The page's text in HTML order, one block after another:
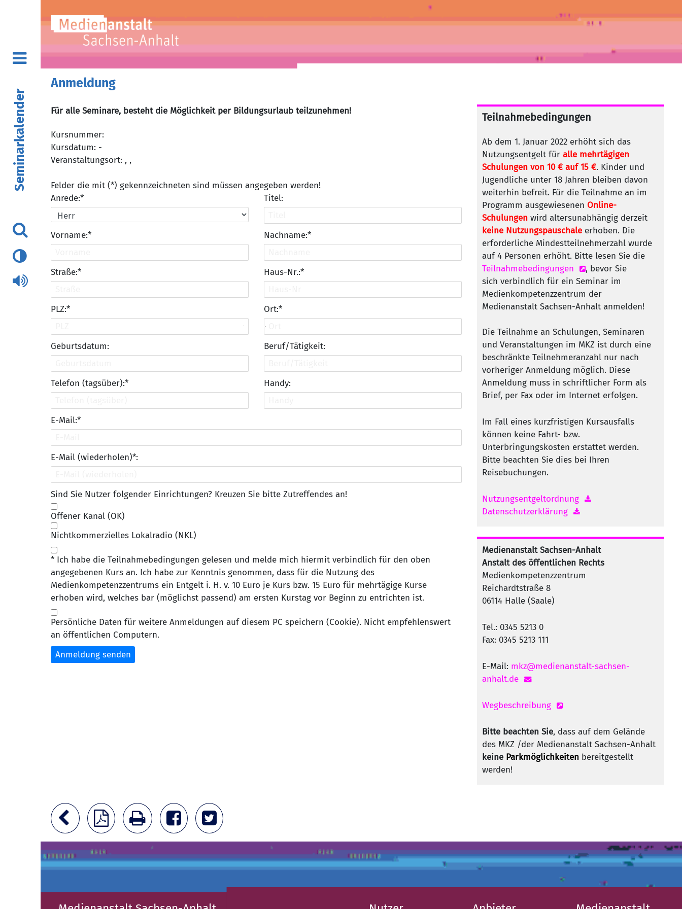
Seminarkalender
Anmeldung
Für alle Seminare, besteht die Möglichkeit per Bildungsurlaub teilzunehmen!
Kursnummer:
Kursdatum: -
Veranstaltungsort: , ,
Felder die mit (*) gekennzeichneten sind müssen angegeben werden!
Anrede:*
Titel:
Vorname:* Nachname:*
Straße:* Haus-Nr.:*
PLZ:* Ort:*
Geburtsdatum: Beruf/Tätigkeit:
Telefon (tagsüber):* Handy:
E-Mail:*
E-Mail (wiederholen)*:
Sind Sie Nutzer folgender Einrichtungen? Kreuzen Sie bitte Zutreffendes an!
Offener Kanal (OK)
Nichtkommerzielles Lokalradio (NKL)
* Ich habe die Teilnahmebedingungen gelesen und melde mich hiermit verbindlich für den oben
angegebenen Kurs an. Ich habe zur Kenntnis genommen, dass für die Nutzung des
Medienkompetenzzentrums ein Entgelt i. H. v. 10 Euro je Kurs bzw. 15 Euro für mehrtägige Kurse
erhoben wird, welches bar (möglichst passend) am ersten Kurstag vor Beginn zu entrichten ist.
Persönliche Daten für weitere Anmeldungen auf diesem PC speichern (Cookie). Nicht empfehlenswert
an öffentlichen Computern.
Anmeldung senden
Teilnahmebedingungen
Ab dem 1. Januar 2022 erhöht sich das
Nutzungsentgelt füralle mehrtägigen
Schulungen von 10 € auf 15 €. Kinder und
Jugendliche unter 18 Jahren bleiben davon
weiterhin befreit. Für die Teilnahme an im
Programm ausgewiesenen Online-
Schulungen wird altersunabhängig derzeit
keine Nutzungspauschale erhoben. Die
erforderliche Mindestteilnehmerzahl wurde
auf 4 Personen erhöht. Bitte lesen Sie die
Teilnahmebedingungen
, bevor Sie
sich verbindlich für ein Seminar im
Medienkompetenzzentrum der
Medienanstalt Sachsen-Anhalt anmelden!
Die Teilnahme an Schulungen, Seminaren
und Veranstaltungen im MKZ ist durch eine
beschränkte Teilnehmeranzahl nur nach
vorheriger Anmeldung möglich. Diese
Anmeldung muss in schriftlicher Form als
Brief, per Fax oder im Internet erfolgen.
Im Fall eines kurzfristigen Kursausfalls
können keine Fahrt- bzw.
Unterbringungskosten erstattet werden.
Bitte beachten Sie dies bei Ihren
Reisebuchungen.
Nutzungsentgeltordnung
Datenschutzerklärung
Medienanstalt Sachsen-Anhalt
Anstalt des öffentlichen Rechts
Medienkompetenzzentrum
Reichardtstraße 8
06114 Halle (Saale)
Tel.: 0345 5213 0
Fax: 0345 5213 111
E-Mail: mkz@medienanstalt-sachsen-
anhalt.de
Wegbeschreibung
Bitte beachten Sie, dass auf dem Gelände
des MKZ /der Medienanstalt Sachsen-Anhalt
keine Parkmöglichkeiten bereitgestellt
werden!